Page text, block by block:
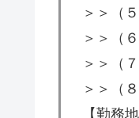
＞＞（
＞＞（
＞＞（
＞＞（
【勤務